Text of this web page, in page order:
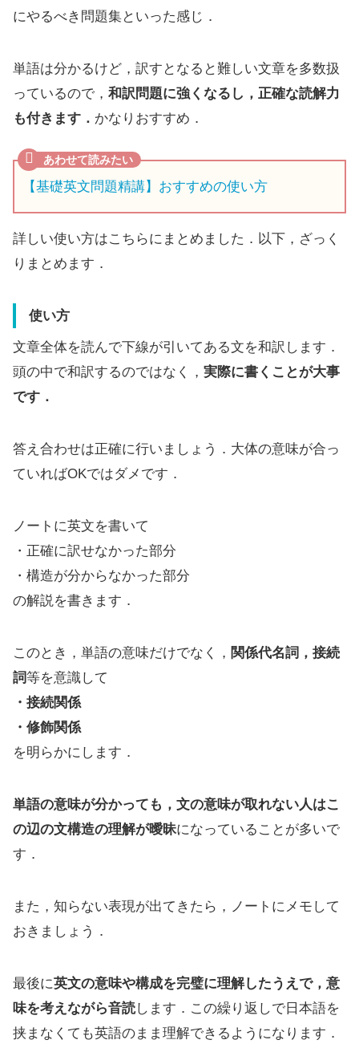
にやるべき問題集といった感じ．
単語は分かるけど，訳すとなると難しい文章を多数扱
っているので， 和訳問題に強くなるし，正確な読解力
も付きます． かなりおすすめ．
【基礎英文問題精講】おすすめの使い方
詳しい使い方はこちらにまとめました．以下，ざっく
りまとめます．
使い方
文章全体を読んで下線が引いてある文を和訳します．
頭の中で和訳するのではなく， 実際に書くことが大事
です．
答え合わせは正確に行いましょう．大体の意味が合っ
ていればOKではダメです．
ノートに英文を書いて
・正確に訳せなかった部分
・構造が分からなかった部分
の解説を書きます．
このとき，単語の意味だけでなく， 関係代名詞，接続
詞等を意識して
・接続関係
・修飾関係
を明らかにします．
単語の意味が分かっても，文の意味が取れない人はこ
の辺の文構造の理解が曖昧になっていることが多いで
す．
また，知らない表現が出てきたら，ノートにメモして
おきましょう．
最後に英文の意味や構成を完璧に理解したうえで，意
味を考えながら音読します．この繰り返しで日本語を
挟まなくても英語のまま理解できるようになります．